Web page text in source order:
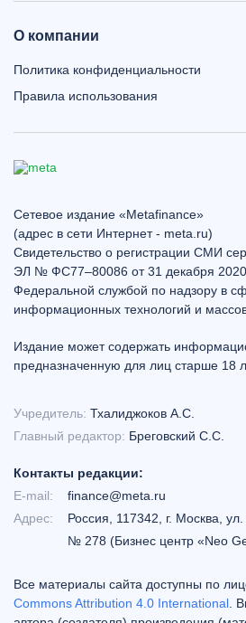
О компании
Политика конфиденциальности
Правила использования
Сетевое издание «Metafinance»
(адрес в сети Интернет - meta.ru)
Свидетельство о регистрации СМИ
ЭЛ № ФС77–80086 от 31 декабря
Федеральной службой по надзору в
информационных технологий и
Издание может содержать
предназначенную для лиц старше 18
Учредитель: Тхалиджоков А.С.
Главный редактор: Бреговский С.С.
Контакты редакции:
E-mail:
finance@meta.ru
Адрес:
Россия, 117342, г. Москва,
№ 278 (Бизнес центр «Neo
Все материалы сайта доступны по
Commons Attribution 4.0 International .